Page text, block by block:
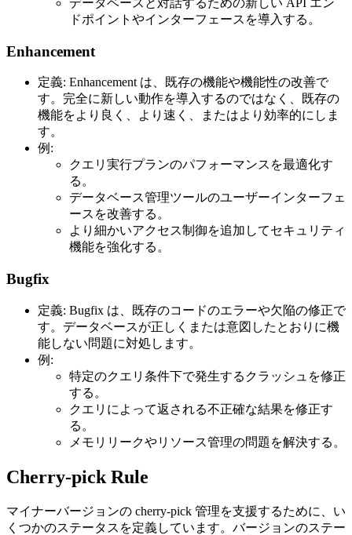
ドポイントやインターフェースを導入する。
Enhancement
定義: Enhancement は、既存の機能や機能性の改善で
す。完全に新しい動作を導入するのではなく、既存の
機能をより良く、より速く、またはより効率的にしま
す。
例:
クエリ実行プランのパフォーマンスを最適化す
る。
データベース管理ツールのユーザーインターフェ
ースを改善する。
より細かいアクセス制御を追加してセキュリティ
機能を強化する。
Bugfix
定義: Bugfix は、既存のコードのエラーや欠陥の修正で
す。データベースが正しくまたは意図したとおりに機
能しない問題に対処します。
例:
特定のクエリ条件下で発生するクラッシュを修正
する。
クエリによって返される不正確な結果を修正す
る。
メモリリークやリソース管理の問題を解決する。
Cherry-pick Rule
マイナーバージョンの cherry-pick 管理を支援するために、い
くつかのステータスを定義しています。バージョンのステー